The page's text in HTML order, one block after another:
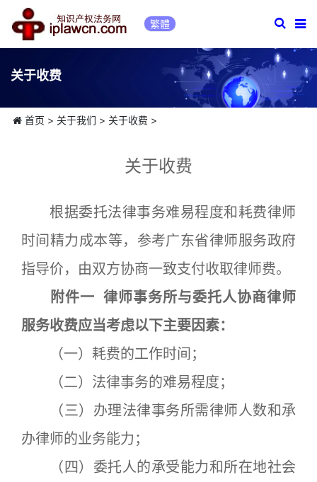
繁體
关于收费
首页 > 关于我们 > 关于收费 >
关于收费
根据委托法律事务难易程度和耗费律师
时间精力成本等，参考广东省律师服务政府
指导价，由双方协商一致支付收取律师费。
附件一 律师事务所与委托人协商律师
服务收费应当考虑以下主要因素：
（一）耗费的工作时间；
（二）法律事务的难易程度；
（三）办理法律事务所需律师人数和承
办律师的业务能力；
（四）委托人的承受能力和所在地社会